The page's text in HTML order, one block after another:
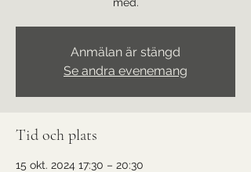
Anmälan är stängd
Se andra evenemang
Tid och plats
15 okt. 2024 17:30 – 20:30